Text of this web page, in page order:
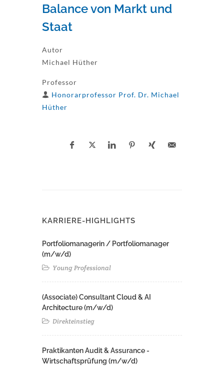
Balance von Markt und
Staat
Autor
Michael Hüther
Professor
Honorarprofessor Prof. Dr. Michael
Hüther
KARRIERE-HIGHLIGHTS
Portfoliomanagerin / Portfoliomanager
(m/w/d)
Young Professional
(Associate) Consultant Cloud & AI
Architecture (m/w/d)​ ​
Direkteinstieg
Praktikanten Audit & Assurance -
Wirtschaftsprüfung (m/w/d)